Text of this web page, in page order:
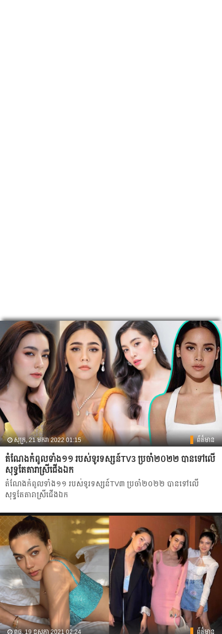
សុក្រ, 21 មករា 2022 01:15 ព័ត៌មាន
តំណែងកំពូលទាំង១១ របស់ទូរទស្សន៍TV3 ប្រចាំ២០២២ បានទៅលើ
សុទ្ធតែតារាស្រីជើងឯក
តំណែងកំពូលទាំង១១ របស់ទូរទស្សន៍TV៣ ប្រចាំ២០២២ បានទៅលើ
សុទ្ធតែតារាស្រីជើងឯក
ពុធ, 19 ឧសភា 2021 02:24 ព័ត៌មាន